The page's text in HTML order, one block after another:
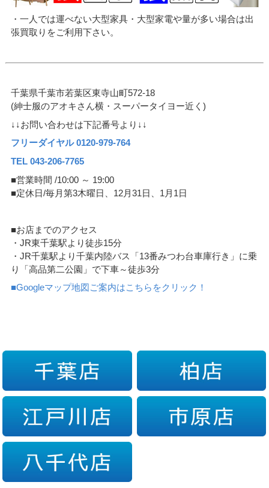
・一人では運べない大型家具・大型家電や量が多い場合は出
張買取りをご利用下さい。
千葉県千葉市若葉区東寺山町572-18
(紳士服のアオキさん横・スーパータイヨー近く)
↓↓お問い合わせは下記番号より↓↓
フリーダイヤル 0120-979-764
TEL 043-206-7765
■営業時間 /10:00 ～ 19:00
■定休日/毎月第3木曜日、12月31日、1月1日
■お店までのアクセス
・JR東千葉駅より徒歩15分
・JR千葉駅より千葉内陸バス「13番みつわ台車庫行き」に乗
り「高品第二公園」で下車～徒歩3分
■Googleマップ地図ご案内はこちらをクリック！